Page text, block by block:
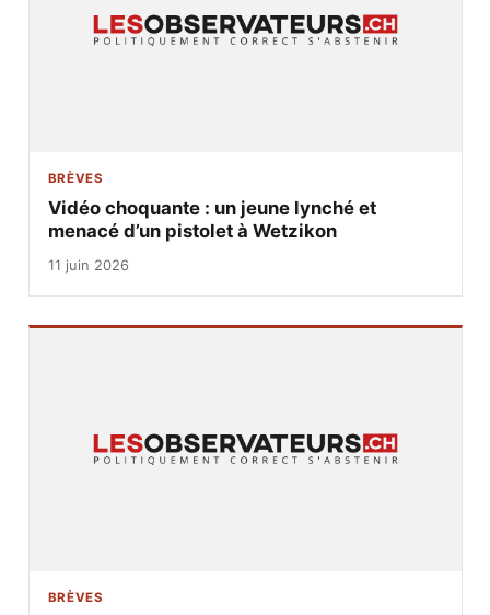
BRÈVES
Vidéo choquante : un jeune lynché et
menacé d’un pistolet à Wetzikon
11 juin 2026
BRÈVES